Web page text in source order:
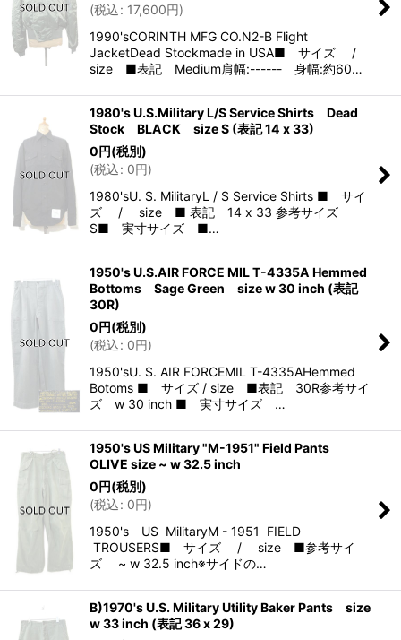
(税込: 17,600円)
1990'sCORINTH MFG CO.N2-B Flight
JacketDead Stockmade in USA■ サイズ /
size ■表記 Medium肩幅:------ 身幅:約60…
1980's U.S.Military L/S Service Shirts Dead
Stock BLACK size S (表記 14 x 33)
0円(税別)
(税込: 0円)
1980'sU. S. MilitaryL / S Service Shirts ■ サイ
ズ / size ■ 表記 14 x 33 参考サイズ
S■ 実寸サイズ ■…
1950's U.S.AIR FORCE MIL T-4335A Hemmed
Bottoms Sage Green size w 30 inch (表記
30R)
0円(税別)
(税込: 0円)
1950'sU. S. AIR FORCEMIL T-4335AHemmed
Botoms ■ サイズ / size ■表記 30R参考サイ
ズ w 30 inch ■ 実寸サイズ …
1950's US Military "M-1951" Field Pants
OLIVE size ~ w 32.5 inch
0円(税別)
(税込: 0円)
1950's US MilitaryM - 1951 FIELD
TROUSERS■ サイズ / size ■参考サイ
ズ ~ w 32.5 inch※サイドの…
B)1970's U.S. Military Utility Baker Pants size
w 33 inch (表記 36 x 29)